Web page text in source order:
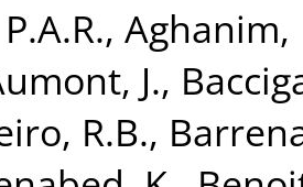
, Aghanim,
J.,
R.B.,